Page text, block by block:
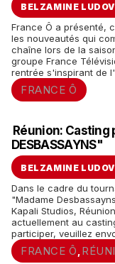
BELZAMINE
France Ô a présenté,
les nouveautés qui
chaîne lors de la
groupe France
rentrée s'inspirant de
FRANCE Ô
Réunion:
DESBASSAYNS"
BELZAMINE
Dans le cadre du
"Madame
Kapali Studios,
actuellement au
participer, veuillez
FRANCE Ô